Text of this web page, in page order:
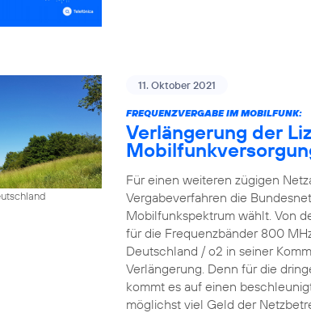
11. Oktober 2021
FREQUENZVERGABE IM MOBILFUNK:
Verlängerung der
Für einen weiteren zügigen
Vergabeverfahren die
Mobilfunkspektrum wählt. Von
für die Frequenzbänder 800
Deutschland / o2 in seiner
Verlängerung. Denn für die
kommt es auf einen
möglichst viel Geld der